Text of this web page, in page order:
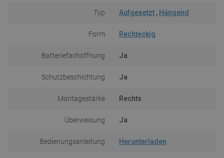
Typ Aufgesetzt , Hängend
Form Rechteckig
Batteriefachöffnung Ja
Schutzbeschichtung Ja
Montagestärke Rechts
Überweisung Ja
Bedienungsanleitung Herunterladen